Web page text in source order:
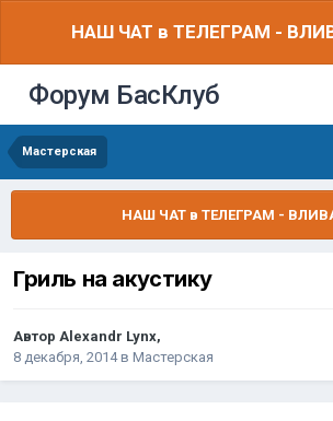
НАШ ЧАТ в ТЕЛЕГРАМ -
Форум БасКлуб
Мастерская
НАШ ЧАТ в ТЕЛЕГРАМ -
Гриль на акустику
Автор Alexandr Lynx,
8 декабря, 2014в Мастерская